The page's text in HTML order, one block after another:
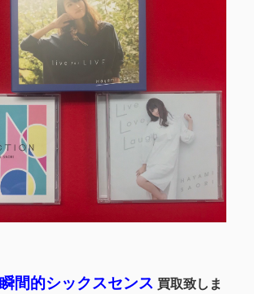
間的シックスセンス 買取致しま